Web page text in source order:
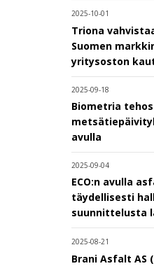
2025-10-01
Triona
Suomen
yritysoston
2025-09-18
Biometria
avulla
2025-09-04
ECO:n avulla
täydellisesti
suunnittelusta
2025-08-21
Brani Asfalt AS